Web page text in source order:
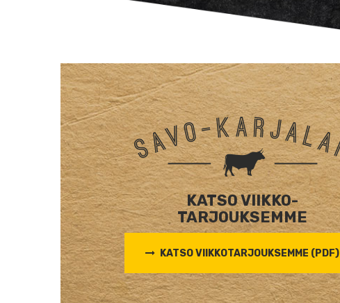
KATSO VIIKKO-
TARJOUKSEMME
KATSO VIIKKOTARJOUKSEMME (PDF)